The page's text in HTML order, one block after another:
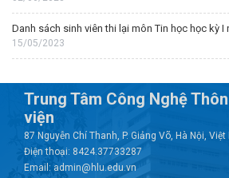
Danh sách sinh viên thi lại môn Tin học học kỳ I
15/05/2023
Trung Tâm Công Nghệ
viện
87 Nguyễn Chí Thanh, P. Giảng Võ, Hà Nội, Việt
Điện thoại: 8424.37733287
Email: admin@hlu.edu.vn